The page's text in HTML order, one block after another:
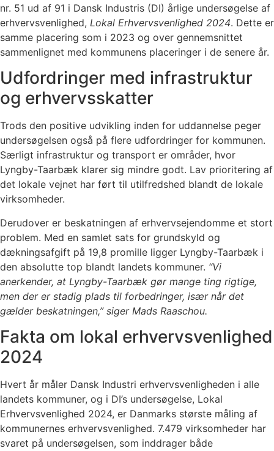
nr. 51 ud af 91 i Dansk Industris (DI) årlige undersøgelse af
erhvervsvenlighed, Lokal Erhvervsvenlighed 2024. Dette er
samme placering som i 2023 og over gennemsnittet
sammenlignet med kommunens placeringer i de senere år.
Udfordringer med infrastruktur
og erhvervsskatter
Trods den positive udvikling inden for uddannelse peger
undersøgelsen også på flere udfordringer for kommunen.
Særligt infrastruktur og transport er områder, hvor
Lyngby-Taarbæk klarer sig mindre godt. Lav prioritering af
det lokale vejnet har ført til utilfredshed blandt de lokale
virksomheder.
Derudover er beskatningen af erhvervsejendomme et stort
problem. Med en samlet sats for grundskyld og
dækningsafgift på 19,8 promille ligger Lyngby-Taarbæk i
den absolutte top blandt landets kommuner. “Vi
anerkender, at Lyngby-Taarbæk gør mange ting rigtige,
men der er stadig plads til forbedringer, især når det
gælder beskatningen,” siger Mads Raaschou.
Fakta om lokal erhvervsvenlighed
2024
Hvert år måler Dansk Industri erhvervsvenligheden i alle
landets kommuner, og i DI’s undersøgelse, Lokal
Erhvervsvenlighed 2024, er Danmarks største måling af
kommunernes erhvervsvenlighed. 7.479 virksomheder har
svaret på undersøgelsen, som inddrager både